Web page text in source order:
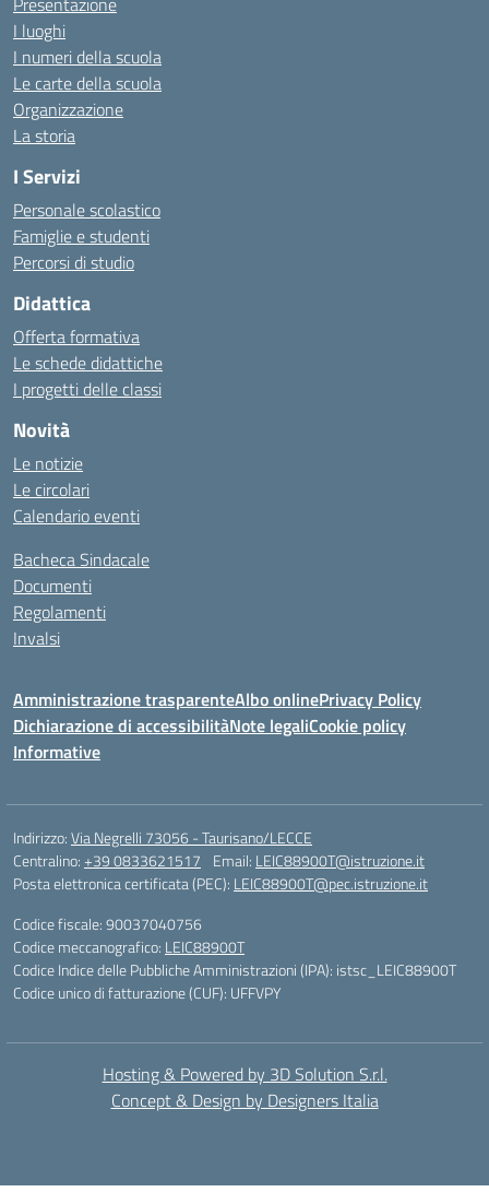
I luoghi
I numeri della scuola
Le carte della scuola
Organizzazione
La storia
I Servizi
Personale scolastico
Famiglie e studenti
Percorsi di studio
Didattica
Offerta formativa
Le schede didattiche
I progetti delle classi
Novità
Le notizie
Le circolari
Calendario eventi
Bacheca Sindacale
Documenti
Regolamenti
Invalsi
Amministrazione trasparenteAlbo onlinePrivacy Policy
Dichiarazione di accessibilitàNote legaliCookie policy
Informative
Indirizzo:Via Negrelli 73056 - Taurisano/LECCE
Centralino:+39 0833621517 Email: LEIC88900T@istruzione.it
Posta elettronica certificata (PEC): LEIC88900T@pec.istruzione.it
Codice fiscale: 90037040756
Codice meccanografico: LEIC88900T
Codice Indice delle Pubbliche Amministrazioni (IPA): istsc_LEIC88900T
Codice unico di fatturazione (CUF): UFFVPY
Hosting & Powered by 3D Solution S.r.l.
Concept & Design by Designers Italia